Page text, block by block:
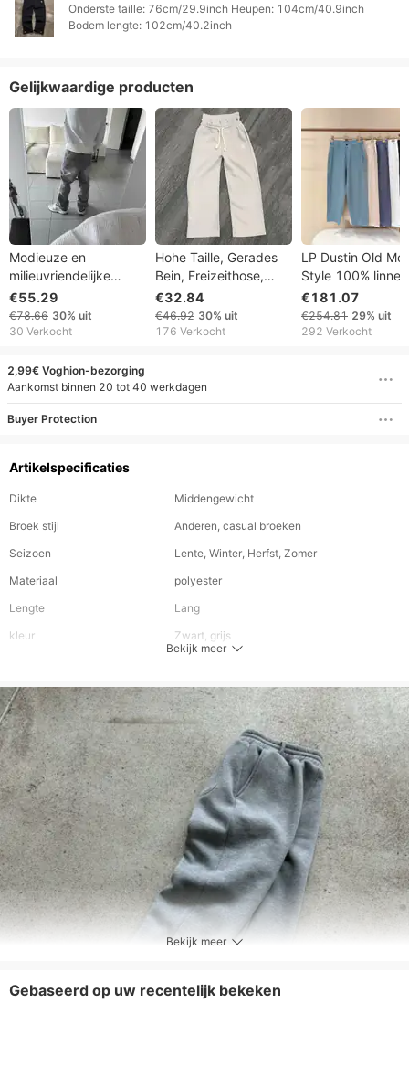
Onderste taille: 76cm/29.9inch Heupen: 104cm/40.9inch
Gelijkwaardige producten
Modieuze en
milieuvriendelijke
stoffen, Amerikaanse
high street jeans met
een verwassen retro
oude letters, wijde
pijpen en ruwe randen
voor heren en dames.
€55.29
€78.66 30% uit
30 Verkocht
Hohe Taille, Gerades
Bein, Freizeithose,
Frühling Und Sommer,
Neue Amerikaanse
Buchstaben-Stickerei,
€32.84
€46.92 30% uit
176 Verkocht
LP Dustin Old
Style 100% linnen
business casual
eenvoudige
pijp relaxte
€181.07
€254.81 29% uit
292 Verkocht
2,99€ Voghion-bezorging
Aankomst binnen 20 tot 40 werkdagen
Buyer Protection
Artikelspecificaties
Dikte
Middengewicht
Broek stijl
Anderen, casual broeken
Seizoen
Lente, Winter, Herfst, Zomer
Materiaal
polyester
Lengte
Lang
kleur
Zwart, grijs
type taille
Midden
Elasticiteit van de stof
Lichte rek
Onderhoudsinstructies
Machinewas; niet chemisch reinigen
Inbegrepen componenten
Eendelig
Bekijk meer
Bekijk meer
Gebaseerd op uw recentelijk bekeken